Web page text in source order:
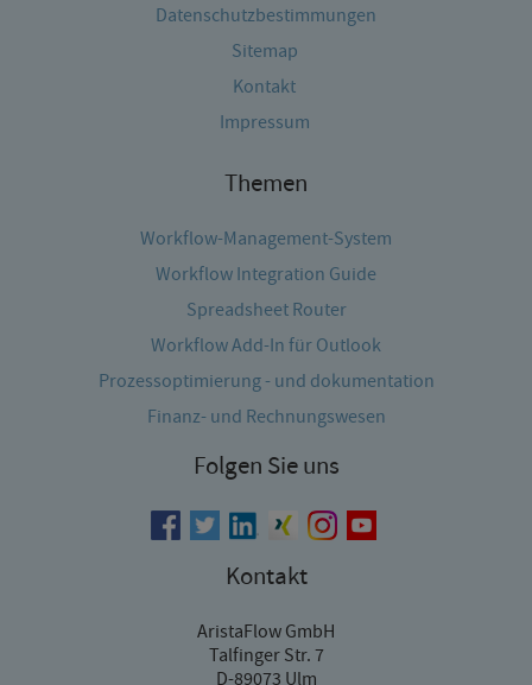
Datenschutzbestimmungen
Sitemap
Kontakt
Impressum
Themen
Workflow-Management-System
Workflow Integration Guide
Spreadsheet Router
Workflow Add-In für Outlook
Prozessoptimierung - und dokumentation
Finanz- und Rechnungswesen
Folgen Sie uns
Kontakt
AristaFlow GmbH
Talfinger Str. 7
D-89073 Ulm